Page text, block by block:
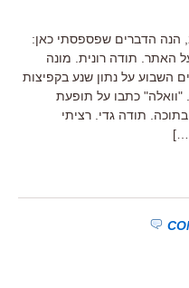
הנה הדברים שפספסתי כאן:
האתר. תודה רונית. מונה
השבוע על נתון שנע בקפיצות
ביום). "וואלה" כתבו על תופעת
תודה גדי. רציתי